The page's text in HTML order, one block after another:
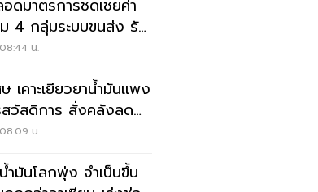
ดมาตรการชดเชยค่า
4 กลุ่มระบบขนส่ง รับ
น.
เคาะเยียวยาน้ำมันแพง
สวัสดิการ สั่งคลังลด
น.
ำมันโลกพุ่ง จำเป็นขึ้น